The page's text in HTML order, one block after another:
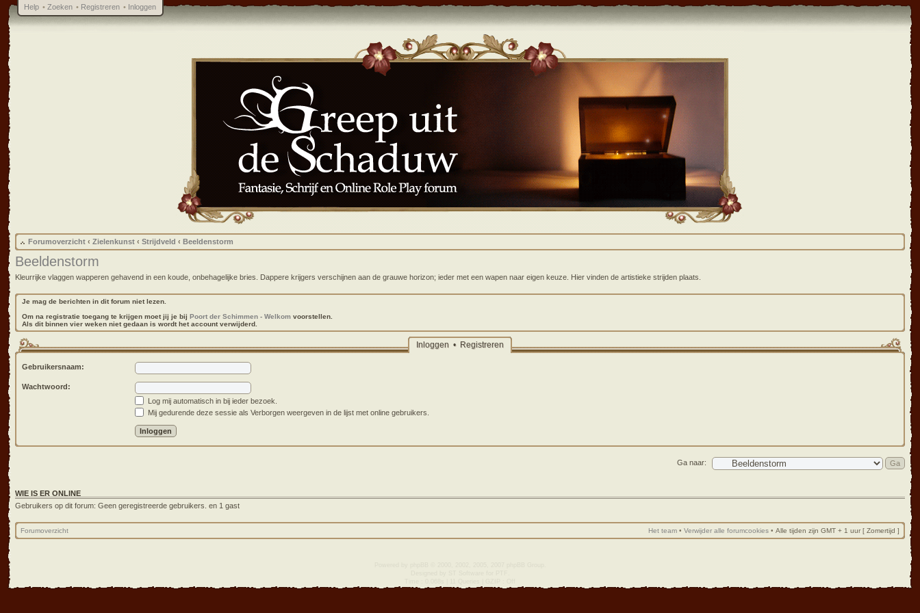
Help • Zoeken • Registreren • Inloggen
Forumoverzicht ‹ Zielenkunst ‹ Strijdveld ‹ Beeldenstorm
Beeldenstorm
Kleurrijke vlaggen wapperen gehavend in een koude, onbehagelijke bries. Dappere krijgers verschijnen aan de grauwe horizon; ieder met een wapen naar eigen keuze. Hier vinden de artistieke strijden plaats.
Je mag de berichten in dit forum niet lezen.
Om na registratie toegang te krijgen moet jij je bij Poort der Schimmen - Welkom voorstellen.
Als dit binnen vier weken niet gedaan is wordt het account verwijderd.
Inloggen • Registreren
Gebruikersnaam:
Wachtwoord:
Log mij automatisch in bij ieder bezoek.
Mij gedurende deze sessie als Verborgen weergeven in de lijst met online gebruikers.
Ga naar:
WIE IS ER ONLINE
Gebruikers op dit forum: Geen geregistreerde gebruikers. en 1 gast
Forumoverzicht Het team • Verwijder alle forumcookies • Alle tijden zijn GMT + 1 uur [ Zomertijd ]